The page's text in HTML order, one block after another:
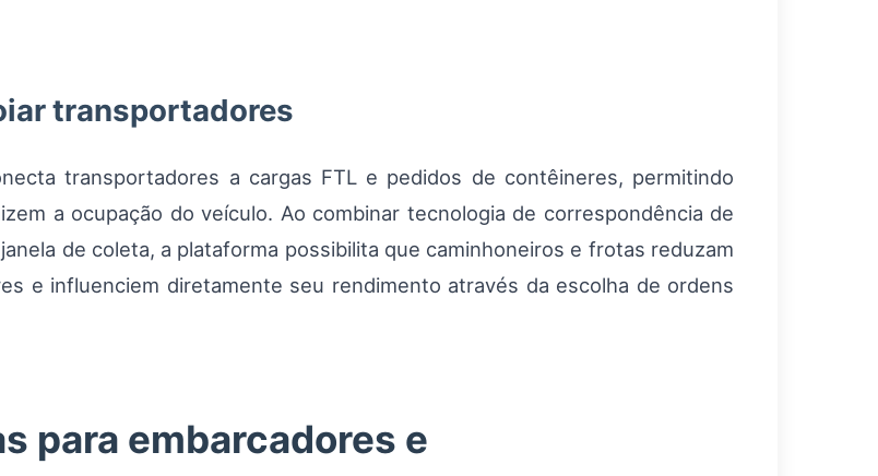
transportadores
transportadores a cargas FTL e pedidos de contêineres, permitindo
a ocupação do veículo. Ao combinar tecnologia de correspondência de
de coleta, a plataforma possibilita que caminhoneiros e frotas reduzam
e influenciem diretamente seu rendimento através da escolha de ordens
para embarcadores e